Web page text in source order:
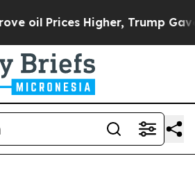
Prices Higher, Trump Gave